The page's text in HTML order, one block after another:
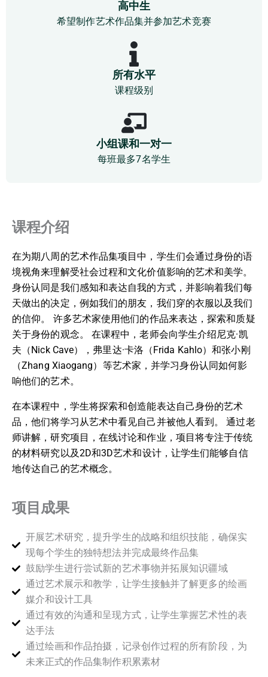
高中生
希望制作艺术作品集并参加艺术竞赛
所有水平
课程级别
小组课和一对一
每班最多7名学生
课程介绍
在为期八周的艺术作品集项目中，学生们会通过身份的语
境视角来理解受社会过程和文化价值影响的艺术和美学。
身份认同是我们感知和表达自我的方式，并影响着我们每
天做出的决定，例如我们的朋友，我们穿的衣服以及我们
的信仰。 许多艺术家使用他们的作品来表达，探索和质疑
关于身份的观念。 在课程中，老师会向学生介绍尼克·凯
夫（Nick Cave），弗里达·卡洛（Frida Kahlo）和张小刚
（Zhang Xiaogang）等艺术家，并学习身份认同如何影
响他们的艺术。
在本课程中，学生将探索和创造能表达自己身份的艺术
品，他们将学习从艺术中看见自己并被他人看到。 通过老
师讲解，研究项目，在线讨论和作业，项目将专注于传统
的材料研究以及2D和3D艺术和设计，让学生们能够自信
地传达自己的艺术概念。
项目成果
开展艺术研究，提升学生的战略和组织技能，确保实
现每个学生的独特想法并完成最终作品集
鼓励学生进行尝试新的艺术事物并拓展知识疆域
通过艺术展示和教学，让学生接触并了解更多的绘画
媒介和设计工具
通过有效的沟通和呈现方式，让学生掌握艺术性的表
达手法
通过绘画和作品拍摄，记录创作过程的所有阶段，为
未来正式的作品集制作积累素材